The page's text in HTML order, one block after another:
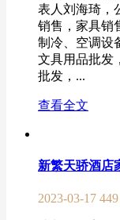
表人刘海琦，
销售，家具销
制冷、空调设
文具用品批发
批发，...
查看全文
新繁天骄酒店
2023-03-17 449